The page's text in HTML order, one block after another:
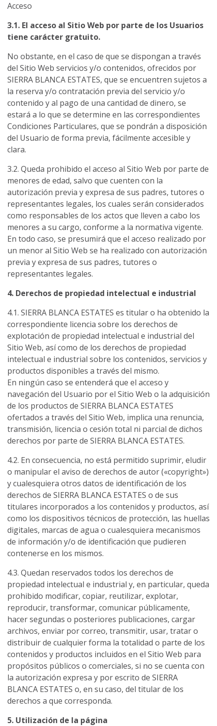
Acceso
3.1. El acceso al Sitio Web por parte de los Usuarios
tiene carácter gratuito.
No obstante, en el caso de que se dispongan a través
del Sitio Web servicios y/o contenidos, ofrecidos por
SIERRA BLANCA ESTATES, que se encuentren sujetos a
la reserva y/o contratación previa del servicio y/o
contenido y al pago de una cantidad de dinero, se
estará a lo que se determine en las correspondientes
Condiciones Particulares, que se pondrán a disposición
del Usuario de forma previa, fácilmente accesible y
clara.
3.2. Queda prohibido el acceso al Sitio Web por parte de
menores de edad, salvo que cuenten con la
autorización previa y expresa de sus padres, tutores o
representantes legales, los cuales serán considerados
como responsables de los actos que lleven a cabo los
menores a su cargo, conforme a la normativa vigente.
En todo caso, se presumirá que el acceso realizado por
un menor al Sitio Web se ha realizado con autorización
previa y expresa de sus padres, tutores o
representantes legales.
4. Derechos de propiedad intelectual e industrial
4.1. SIERRA BLANCA ESTATES es titular o ha obtenido la
correspondiente licencia sobre los derechos de
explotación de propiedad intelectual e industrial del
Sitio Web, así como de los derechos de propiedad
intelectual e industrial sobre los contenidos, servicios y
productos disponibles a través del mismo.
En ningún caso se entenderá que el acceso y
navegación del Usuario por el Sitio Web o la adquisición
de los productos de SIERRA BLANCA ESTATES
ofertados a través del Sitio Web, implica una renuncia,
transmisión, licencia o cesión total ni parcial de dichos
derechos por parte de SIERRA BLANCA ESTATES.
4.2. En consecuencia, no está permitido suprimir, eludir
o manipular el aviso de derechos de autor («copyright»)
y cualesquiera otros datos de identificación de los
derechos de SIERRA BLANCA ESTATES o de sus
titulares incorporados a los contenidos y productos, así
como los dispositivos técnicos de protección, las huellas
digitales, marcas de agua o cualesquiera mecanismos
de información y/o de identificación que pudieren
contenerse en los mismos.
4.3. Quedan reservados todos los derechos de
propiedad intelectual e industrial y, en particular, queda
prohibido modificar, copiar, reutilizar, explotar,
reproducir, transformar, comunicar públicamente,
hacer segundas o posteriores publicaciones, cargar
archivos, enviar por correo, transmitir, usar, tratar o
distribuir de cualquier forma la totalidad o parte de los
contenidos y productos incluidos en el Sitio Web para
propósitos públicos o comerciales, si no se cuenta con
la autorización expresa y por escrito de SIERRA
BLANCA ESTATES o, en su caso, del titular de los
derechos a que corresponda.
5. Utilización de la página